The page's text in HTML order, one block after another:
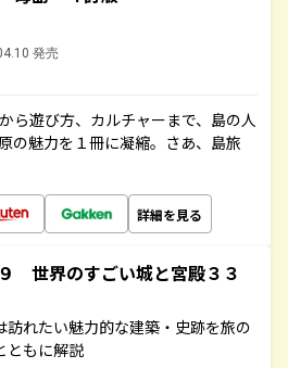
発売
ら遊び方、カルチャーまで、島の人
の魅力を１冊に凝縮。さあ、島旅
詳細を見る
世界のすごい城と宮殿３３
訪れたい魅力的な建築・史跡を旅の
ともに解説